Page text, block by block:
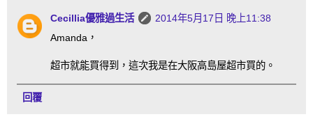
Cecillia優雅過生活
2014年5月17日 晚上11:38
Amanda，
超市就能買得到，這次我是在大阪高島屋超市買的。
回覆